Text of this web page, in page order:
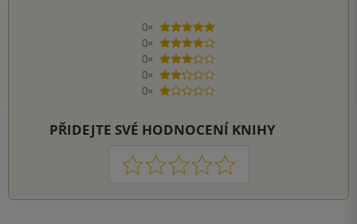
0×
5 hvězdiček
0×
4 hvězdičky
0×
3 hvězdičky
0×
2 hvězdičky
0×
1 hvezdička
PŘIDEJTE SVÉ HODNOCENÍ KNIHY
1 2 3 4 5